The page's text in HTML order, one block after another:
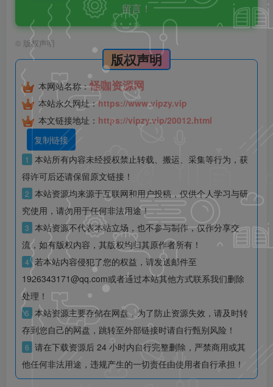
留言！
© 版权声明
版权声明
本网站名称：怪咖资源网
本站永久网址： https://www.vipzy.vip
本文链接地址： https://vipzy.vip/20012.html
复制链接
1
本站所有内容未经授权禁止转载、搬运、采集等行为，获
得许可后还请保留原文链接！
2 本站资源均来源于互联网和用户投稿，仅供个人学习与研
究使用，请勿用于任何非法用途！
3 本站资源不代表本站立场，也不参与制作，仅作分享交
流，如有版权内容，其版权均归其原作者所有！
4 若本站内容侵犯了您的权益，请发送邮件至
1926343171@qq.com或者通过本站其他方式联系我们删除
处理！
5 本站资源主要存储在网盘，为了防止资源失效，请及时转
存到您自己的网盘，跳转至外部链接时请自行甄别风险！
6 请在下载资源后 24 小时内自行完整删除，严禁商用或其
他任何非法用途，违规产生的一切责任由使用者自行承担！